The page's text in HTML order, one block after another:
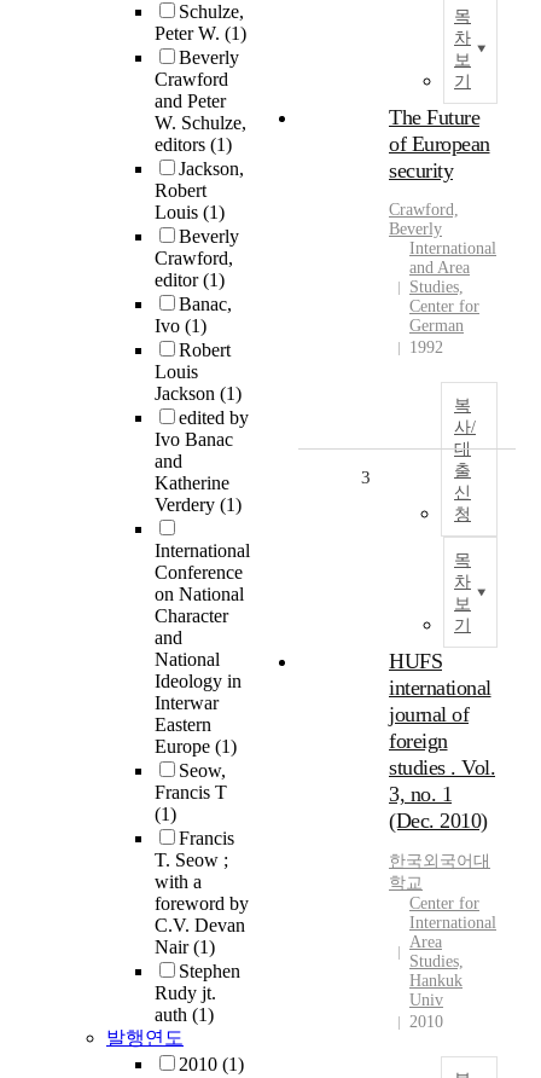
Schulze,
Peter W. (1)
Beverly
Crawford
and Peter
W. Schulze,
editors (1)
Jackson,
Robert
Louis (1)
Beverly
Crawford,
editor(1)
Banac,
Ivo (1)
Robert
Louis
Jackson (1)
edited by
Ivo Banac
and
Katherine
Verdery (1)
International
Conference
on National
Character
and
National
Ideology in
Interwar
Eastern
Europe (1)
Seow,
Francis T
(1)
Francis
T. Seow ;
with a
foreword by
C.V. Devan
Nair(1)
Stephen
Rudy jt.
auth (1)
발행연도
2010 (1)
목
차
보
기
The Future
of European
security
Crawford,
Beverly
International
and Area
Studies,
Center for
German
1992
복
사/
대
출
신
청
목
차
보
기
3
HUFS
international
journal of
foreign
studies . Vol.
3, no. 1
(Dec. 2010)
한국외국어대
학교
Center for
International
Area
Studies,
Hankuk
Univ
2010